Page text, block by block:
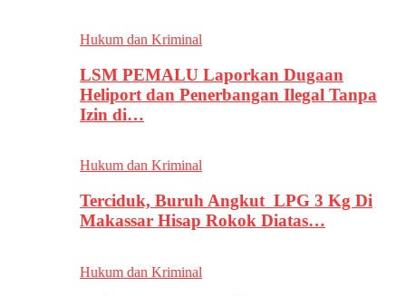
Hukum dan Kriminal
LSM PEMALU Laporkan Dugaan
Heliport dan Penerbangan Ilegal Tanpa
Izin di…
Hukum dan Kriminal
Terciduk, Buruh Angkut LPG 3 Kg Di
Makassar Hisap Rokok Diatas…
Hukum dan Kriminal